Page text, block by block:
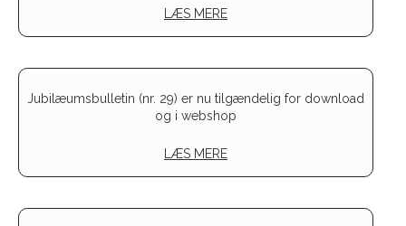
LÆS MERE
Jubilæumsbulletin (nr. 29) er nu tilgændelig for download
og i webshop
LÆS MERE